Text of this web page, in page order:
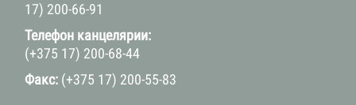
17) 200-66-91
Телефон канцелярии:
(+375 17) 200-68-44
Факс: (+375 17) 200-55-83